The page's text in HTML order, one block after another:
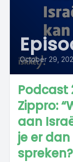
October 29,
Podcast
Zippro:
aan
je er